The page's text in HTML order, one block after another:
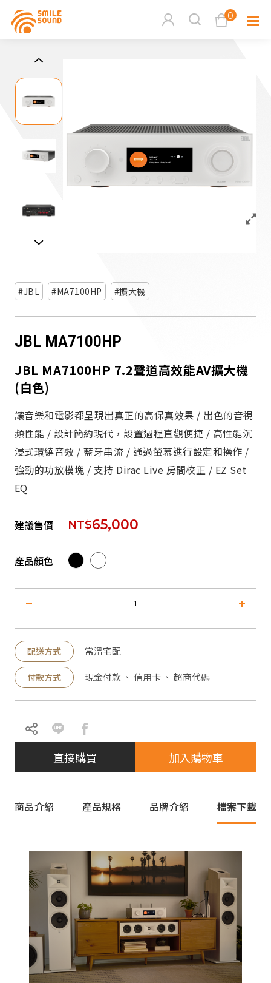
0
商品分類查詢
請選擇商品分類
請選擇分類
多媒體
家用音
劇院系
JBL MA7100HP 擴大機
JBL MA7100HP
JBL MA7100HP 7.2聲道高效能AV擴大機
(白色)
讓音樂和電影都呈現出真正的高保真效果 / 出色的音視
頻性能 / 設計簡約現代，設置過程直觀便捷 / 高性能沉
浸式環繞音效 / 藍牙串流 / 通過螢幕進行設定和操作 /
強勁的功放模塊 / 支持 Dirac Live 房間校正 / EZ Set
EQ
建議售價 NT$65,000
產品顏色
配送方式 常溫宅配
付款方式 現金付款 、 信用卡 、 超商代碼
直接購買 加入購物車
商品介紹 產品規格 品牌介紹 檔案下載